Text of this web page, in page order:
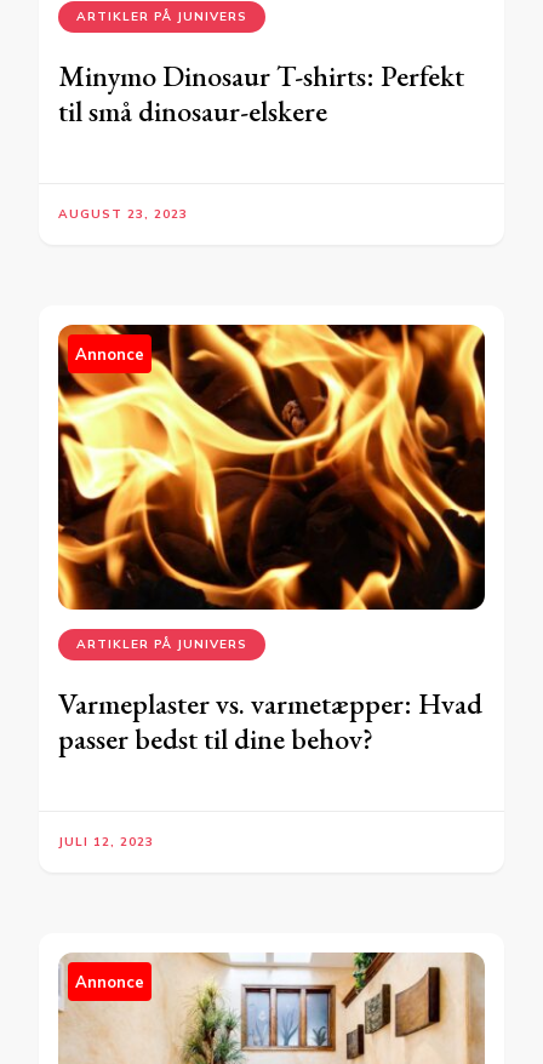
ARTIKLER PÅ JUNIVERS
Minymo Dinosaur T-shirts: Perfekt
til små dinosaur-elskere
AUGUST 23, 2023
Annonce
ARTIKLER PÅ JUNIVERS
Varmeplaster vs. varmetæpper: Hvad
passer bedst til dine behov?
JULI 12, 2023
Annonce